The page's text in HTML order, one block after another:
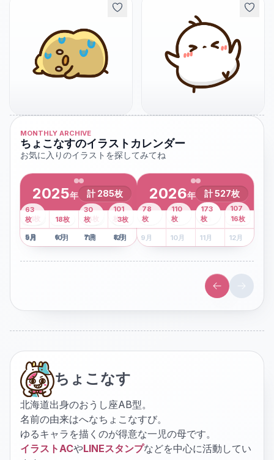
MONTHLY ARCHIVE
ちょこなすのイラストカレンダー
お気に入りのイラストを探してみてね
2025年 計 285枚
1月
2枚 2月 3月 4月
8枚
5月
41 枚
6月
13枚
7月
6枚
8月
101
枚
9月
63
枚
10月
18枚
11月
30
枚
12月
3枚
2026年 計527枚
1月 2月 3月
43
枚
4月
107
枚
5 月
78
枚
6月
110
枚
7月
173
枚
8月
16枚
9 月 10月 11月 12月
ちょこなす
北海道出身のおうし座AB型。
名前の由来はへなちょこなすび。
ゆるキャラを描くのが得意な一児の母です。
イラストACやLINEスタンプなどを中心に活動してい